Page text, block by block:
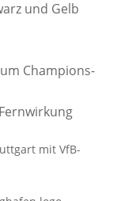
und Gelb
Champions-